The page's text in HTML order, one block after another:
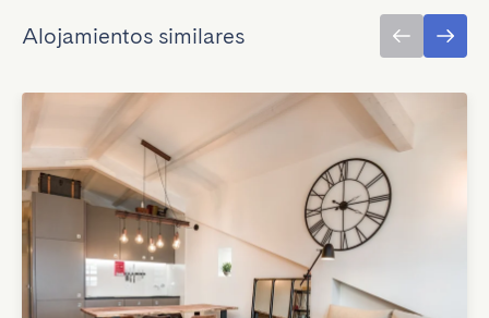
Alojamientos similares